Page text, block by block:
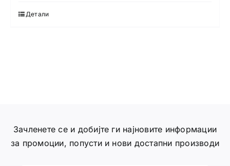
Детали
Зачленете се и добијте ги најновите информации
за промоции, попусти и нови достапни производи